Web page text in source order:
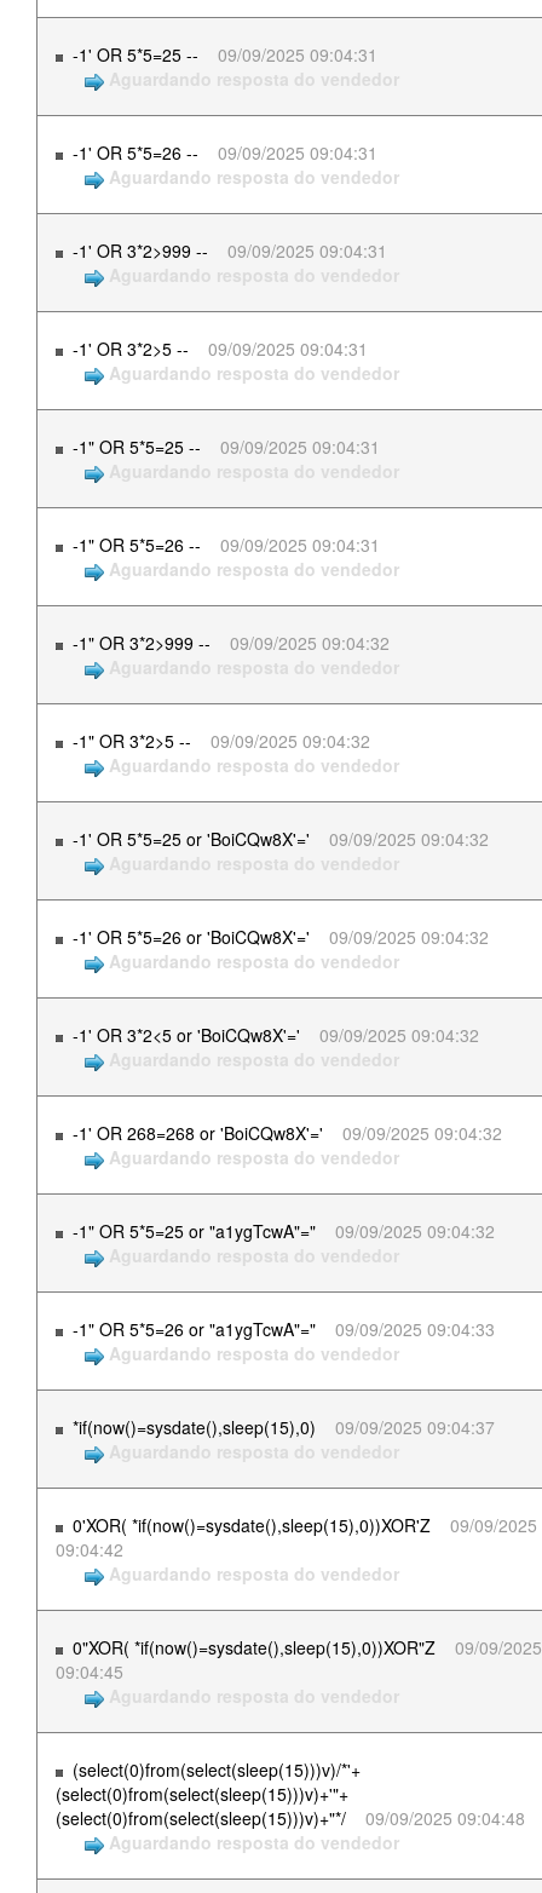
-1' OR 5*5=25 --
09/09/2025 09:04:31
Aguardando resposta do vendedor
-1' OR 5*5=26 --
09/09/2025 09:04:31
Aguardando resposta do vendedor
-1' OR 3*2>999 --
09/09/2025 09:04:31
Aguardando resposta do vendedor
-1' OR 3*2>5 --
09/09/2025 09:04:31
Aguardando resposta do vendedor
-1" OR 5*5=25 --
09/09/2025 09:04:31
Aguardando resposta do vendedor
-1" OR 5*5=26 --
09/09/2025 09:04:31
Aguardando resposta do vendedor
-1" OR 3*2>999 --
09/09/2025 09:04:32
Aguardando resposta do vendedor
-1" OR 3*2>5 --
09/09/2025 09:04:32
Aguardando resposta do vendedor
-1' OR 5*5=25 or 'BoiCQw8X'='
09/09/2025 09:04:32
Aguardando resposta do vendedor
-1' OR 5*5=26 or 'BoiCQw8X'='
09/09/2025 09:04:32
Aguardando resposta do vendedor
-1' OR 3*2<5 or 'BoiCQw8X'='
09/09/2025 09:04:32
Aguardando resposta do vendedor
-1' OR 268=268 or 'BoiCQw8X'='
09/09/2025 09:04:32
Aguardando resposta do vendedor
-1" OR 5*5=25 or "a1ygTcwA"="
09/09/2025 09:04:32
Aguardando resposta do vendedor
-1" OR 5*5=26 or "a1ygTcwA"="
09/09/2025 09:04:33
Aguardando resposta do vendedor
*if(now()=sysdate(),sleep(15),0)
09/09/2025 09:04:37
Aguardando resposta do vendedor
0'XOR( *if(now()=sysdate(),sleep(15),0))XOR'Z
09/09/2025
09:04:42
Aguardando resposta do vendedor
0"XOR( *if(now()=sysdate(),sleep(15),0))XOR"Z
09/09/2025
09:04:45
Aguardando resposta do vendedor
(select(0)from(select(sleep(15)))v)/*'+
(select(0)from(select(sleep(15)))v)+'"+
(select(0)from(select(sleep(15)))v)+"*/
09/09/2025 09:04:48
Aguardando resposta do vendedor